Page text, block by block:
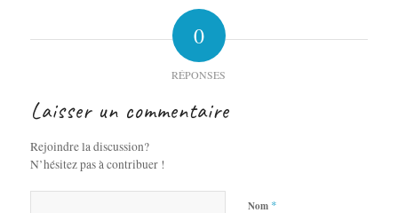
0
RÉPONSES
Laisser un commentaire
Rejoindre la discussion?
N’hésitez pas à contribuer !
Nom *